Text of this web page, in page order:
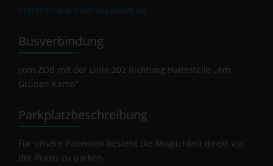
ergotherapie-hellrung@web.de
Busverbindung
vom ZOB mit der Linie 202 Richtung Haltestelle „Am
Grünen Kamp“
Parkplatzbeschreibung
Für unsere Patienten besteht die Möglichkeit direkt vor
der Praxis zu parken.